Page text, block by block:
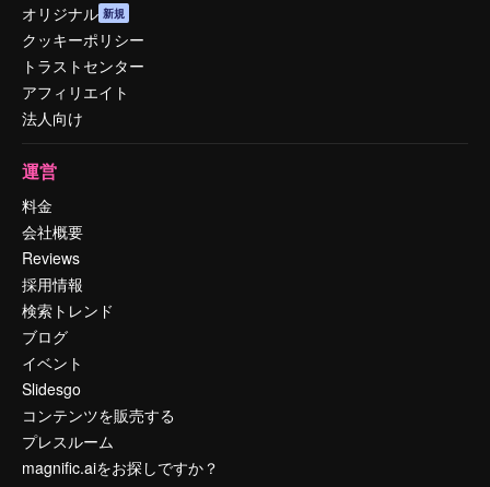
オリジナル 新規
クッキーポリシー
トラストセンター
アフィリエイト
法人向け
運営
料金
会社概要
Reviews
採用情報
検索トレンド
ブログ
イベント
Slidesgo
コンテンツを販売する
プレスルーム
magnific.aiをお探しですか？